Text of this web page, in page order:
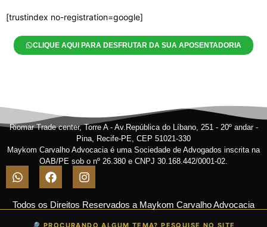
[trustindex no-registration=google]
CLIQUE AQUI PARA DESFRUTAR DA SUA APOSENTADORIA
Riomar Trade center, Torre A - Av.República do Líbano, 251 - 20º andar -
Pina, Recife-PE, CEP 51021-330
Maykom Carvalho Advocacia é uma Sociedade de Advogados inscrita na
OAB/PE sob o nº 26.380 e CNPJ 30.168.442/0001-02.
Todos os Direitos Reservados a Maykom Carvalho Advocacia